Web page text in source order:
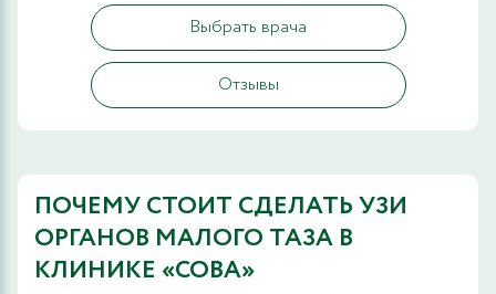
Выбрать врача
Отзывы
ПОЧЕМУ СТОИТ СДЕЛАТЬ УЗИ
ОРГАНОВ МАЛОГО ТАЗА В
КЛИНИКЕ «СОВА»